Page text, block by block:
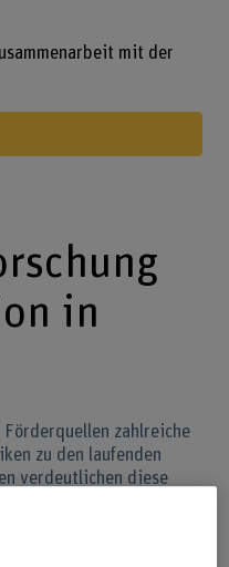
mit der
in
zahlreiche
zu den laufenden
verdeutlichen diese